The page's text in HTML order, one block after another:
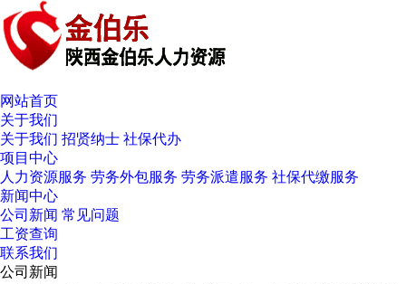
网站首页
关于我们
关于我们 招贤纳士 社保代办
项目中心
人力资源服务 劳务外包服务 劳务派遣服务 社保代缴服务
新闻中心
公司新闻 常见问题
工资查询
联系我们
公司新闻